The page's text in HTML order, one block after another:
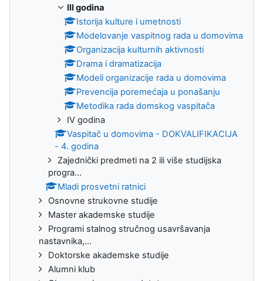
III godina
Istorija kulture i umetnosti
Modelovanje vaspitnog rada u domovima
Organizacija kulturnih aktivnosti
Drama i dramatizacija
Modeli organizacije rada u domovima
Prevencija poremećaja u ponašanju
Metodika rada domskog vaspitača
IV godina
Vaspitač u domovima - DOKVALIFIKACIJA
- 4. godina
Zajednički predmeti na 2 ili više studijska
progra...
Mladi prosvetni ratnici
Osnovne strukovne studije
Master akademske studije
Programi stalnog stručnog usavršavanja
nastavnika,...
Doktorske akademske studije
Alumni klub